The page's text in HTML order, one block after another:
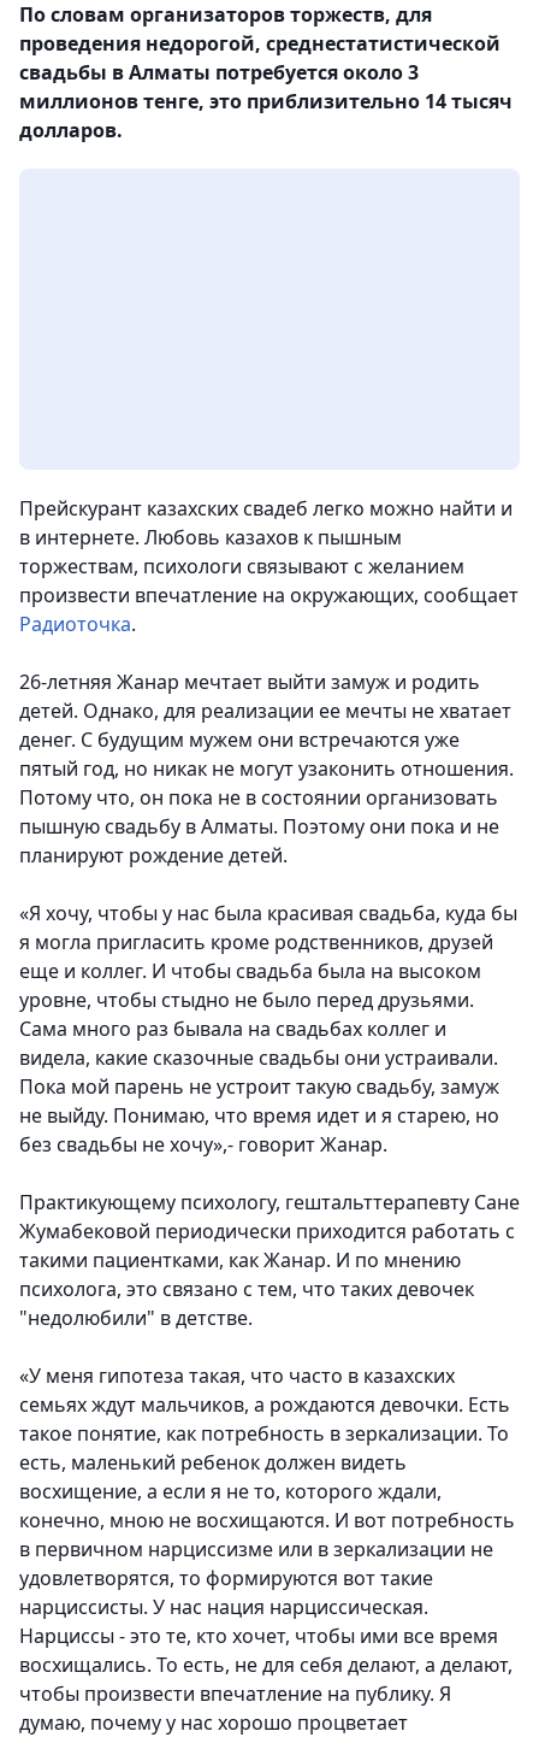
По словам организаторов торжеств, для
проведения недорогой, среднестатистической
свадьбы в Алматы потребуется около 3
миллионов тенге, это приблизительно 14 тысяч
долларов.
Прейскурант казахских свадеб легко можно найти и
в интернете. Любовь казахов к пышным
торжествам, психологи связывают с желанием
произвести впечатление на окружающих, сообщает
Радиоточка.
26-летняя Жанар мечтает выйти замуж и родить
детей. Однако, для реализации ее мечты не хватает
денег. С будущим мужем они встречаются уже
пятый год, но никак не могут узаконить отношения.
Потому что, он пока не в состоянии организовать
пышную свадьбу в Алматы. Поэтому они пока и не
планируют рождение детей.
«Я хочу, чтобы у нас была красивая свадьба, куда бы
я могла пригласить кроме родственников, друзей
еще и коллег. И чтобы свадьба была на высоком
уровне, чтобы стыдно не было перед друзьями.
Сама много раз бывала на свадьбах коллег и
видела, какие сказочные свадьбы они устраивали.
Пока мой парень не устроит такую свадьбу, замуж
не выйду. Понимаю, что время идет и я старею, но
без свадьбы не хочу»,- говорит Жанар.
Практикующему психологу, гештальттерапевту Сане
Жумабековой периодически приходится работать с
такими пациентками, как Жанар. И по мнению
психолога, это связано с тем, что таких девочек
"недолюбили" в детстве.
«У меня гипотеза такая, что часто в казахских
семьях ждут мальчиков, а рождаются девочки. Есть
такое понятие, как потребность в зеркализации. То
есть, маленький ребенок должен видеть
восхищение, а если я не то, которого ждали,
конечно, мною не восхищаются. И вот потребность
в первичном нарциссизме или в зеркализации не
удовлетворятся, то формируются вот такие
нарциссисты. У нас нация нарциссическая.
Нарциссы - это те, кто хочет, чтобы ими все время
восхищались. То есть, не для себя делают, а делают,
чтобы произвести впечатление на публику. Я
думаю, почему у нас хорошо процветает